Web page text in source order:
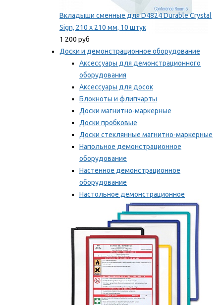
Вкладыши сменные для D4824 Durable Crystal
Sign, 210 x 210 мм, 10 штук
1 200 руб
Доски и демонстрационное оборудование
Аксессуары для демонстрационного
оборудования
Аксессуары для досок
Блокноты и флипчарты
Доски магнитно-маркерные
Доски пробковые
Доски стеклянные магнитно-маркерные
Напольное демонстрационное
оборудование
Настенное демонстрационное
оборудование
Настольное демонстрационное
оборудование
Мы рекомендуем